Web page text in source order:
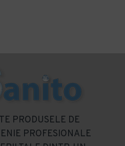
PRODUSELE DE
PROFESIONALE